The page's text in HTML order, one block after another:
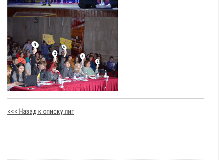
<<< Назад к списку лиг